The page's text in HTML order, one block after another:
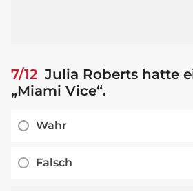
7/12 Julia Roberts hatte
„Miami Vice“.
Wahr
Falsch